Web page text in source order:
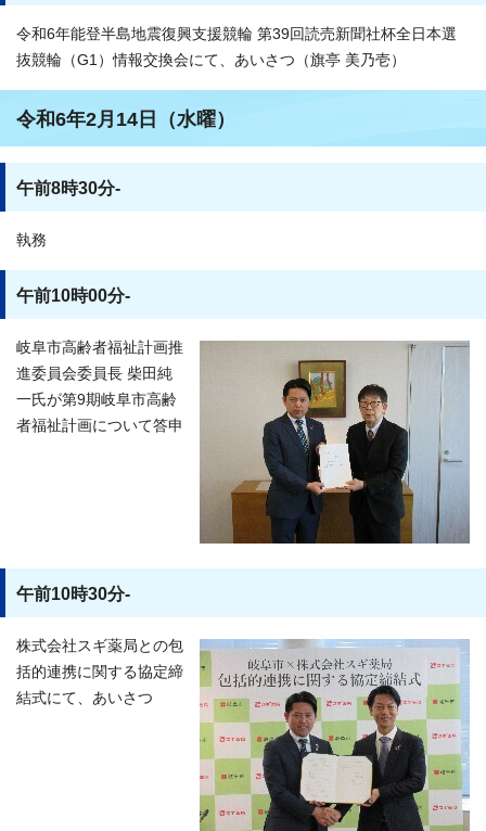
令和6年能登半島地震復興支援競輪 第39回読売新聞社杯全日本選
抜競輪（G1）情報交換会にて、あいさつ（旗亭 美乃壱）
令和6年2月14日（水曜）
午前8時30分-
執務
午前10時00分-
岐阜市高齢者福祉計画推
進委員会委員長 柴田純
一氏が第9期岐阜市高齢
者福祉計画について答申
午前10時30分-
株式会社スギ薬局との包
括的連携に関する協定締
結式にて、あいさつ